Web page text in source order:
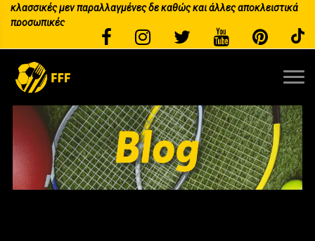
και πάντα με μια πινελιά από τόπι
προσωπικές